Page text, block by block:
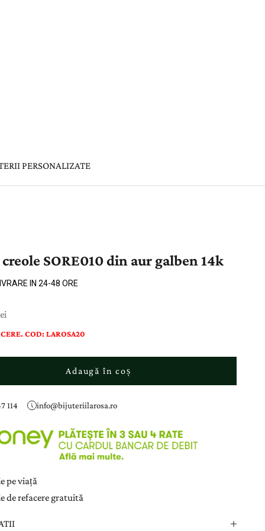
PERSONALIZATE
creole SORE010 din aur galben 14k
IN 24-48 ORE
COD: LAROSA20
Adaugă în coș
114 info@bijuteriilarosa.ro
pe viață
de refacere gratuită